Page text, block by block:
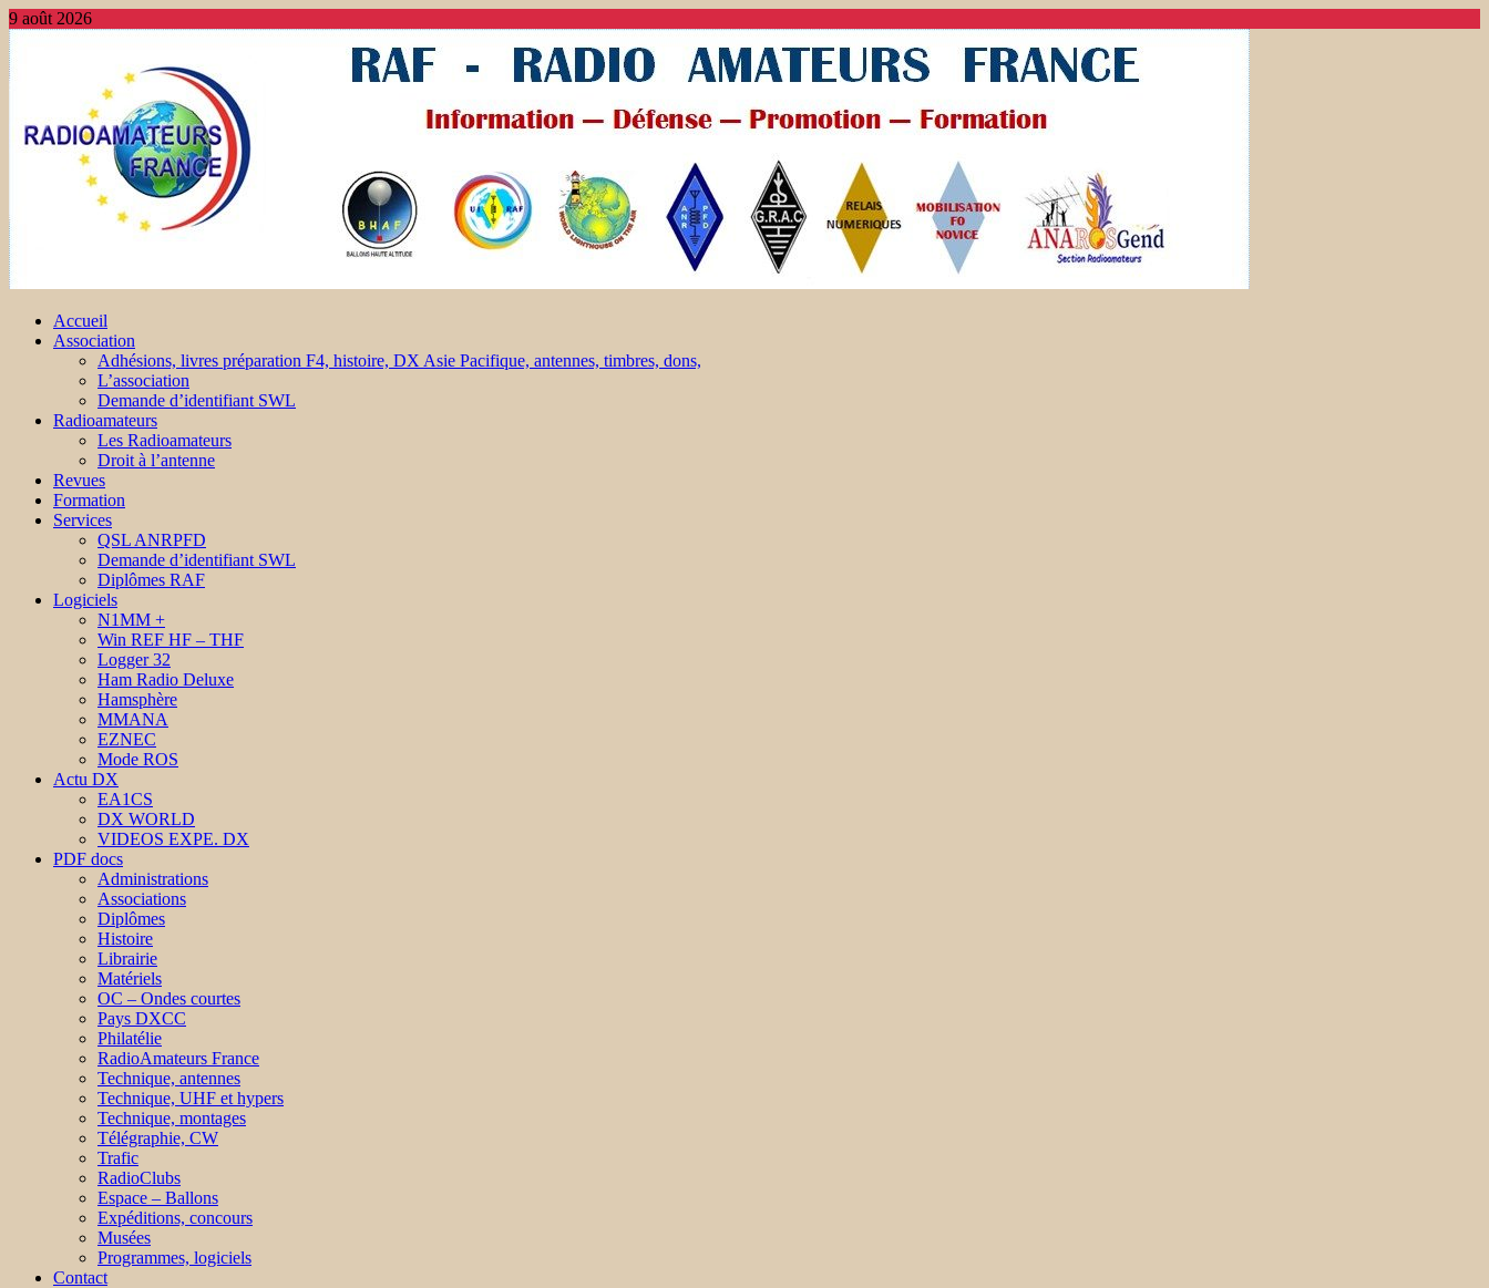
9 août 2026
Accueil
Association
Adhésions, livres préparation F4, histoire, DX Asie Pacifique, antennes, timbres, dons,
L’association
Demande d’identifiant SWL
Radioamateurs
Les Radioamateurs
Droit à l’antenne
Revues
Formation
Services
QSL ANRPFD
Demande d’identifiant SWL
Diplômes RAF
Logiciels
N1MM +
Win REF HF – THF
Logger 32
Ham Radio Deluxe
Hamsphère
MMANA
EZNEC
Mode ROS
Actu DX
EA1CS
DX WORLD
VIDEOS EXPE. DX
PDF docs
Administrations
Associations
Diplômes
Histoire
Librairie
Matériels
OC – Ondes courtes
Pays DXCC
Philatélie
RadioAmateurs France
Technique, antennes
Technique, UHF et hypers
Technique, montages
Télégraphie, CW
Trafic
RadioClubs
Espace – Ballons
Expéditions, concours
Musées
Programmes, logiciels
Contact